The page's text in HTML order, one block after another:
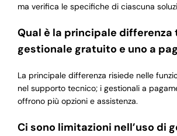
ma verifica le specifiche di ciascuna
Qual è la principale differenza
gestionale gratuito e uno a
La principale differenza risiede nelle
nel supporto tecnico; i gestionali a
offrono più opzioni e assistenza.
Ci sono limitazioni nell’uso di